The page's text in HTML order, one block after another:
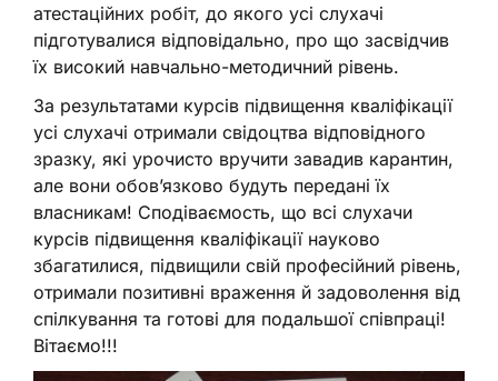
атестаційних робіт, до якого усі слухачі
підготувалися відповідально, про що засвідчив
їх високий навчально-методичний рівень.
За результатами курсів підвищення кваліфікації
усі слухачі отримали свідоцтва відповідного
зразку, які урочисто вручити завадив карантин,
але вони обовʼязково будуть передані їх
власникам! Сподіваємость, що всі слухачи
курсів підвищення кваліфікації науково
збагатилися, підвищили свій професійний рівень,
отримали позитивні враження й задоволення від
спілкування та готові для подальшої співпраці!
Вітаємо!!!